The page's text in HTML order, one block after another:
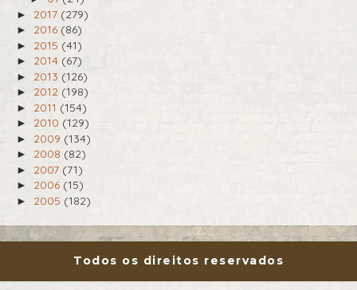
► 2017 (279)
► 2016 (86)
► 2015 (41)
► 2014 (67)
► 2013 (126)
► 2012 (198)
► 2011 (154)
► 2010 (129)
► 2009 (134)
► 2008 (82)
► 2007 (71)
► 2006 (15)
► 2005 (182)
Todos os direitos reservados